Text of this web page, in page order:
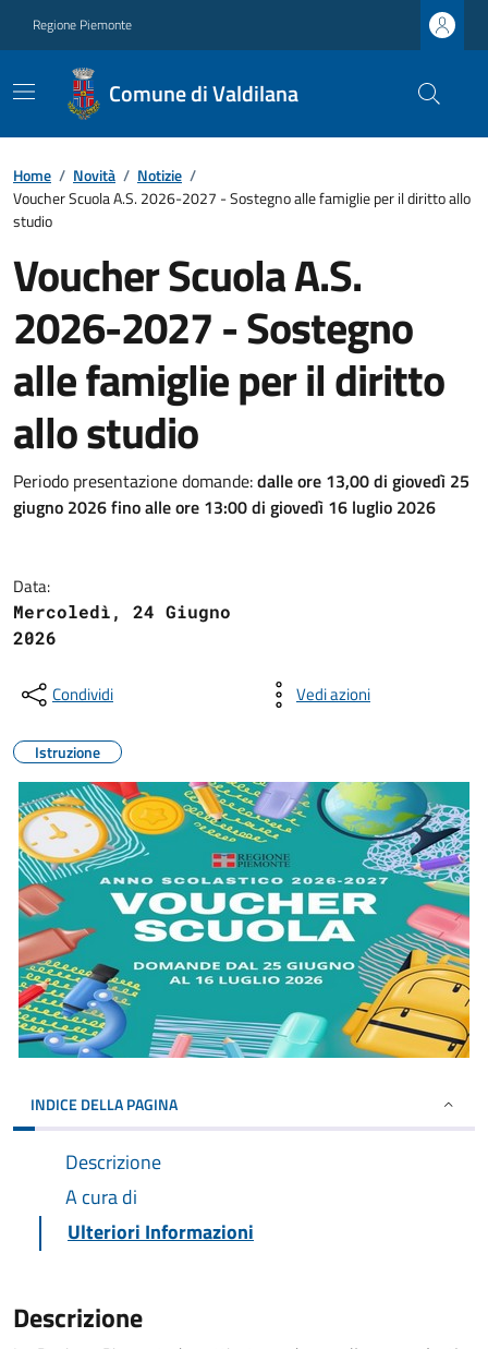
Regione Piemonte
Comune di Valdilana
Home / Novità / Notizie /
Voucher Scuola A.S. 2026-2027 - Sostegno alle famiglie per il diritto allo
studio
Voucher Scuola A.S.
2026-2027 - Sostegno
alle famiglie per il diritto
allo studio
Periodo presentazione domande:dalleore 13,00 di giovedì 25
giugno 2026 fino alle ore 13:00 di giovedì 16 luglio 2026
Data:
Mercoledì, 24 Giugno
2026
Condividi Vedi azioni
Istruzione
INDICE DELLA PAGINA
Descrizione
A cura di
Ulteriori Informazioni
Descrizione